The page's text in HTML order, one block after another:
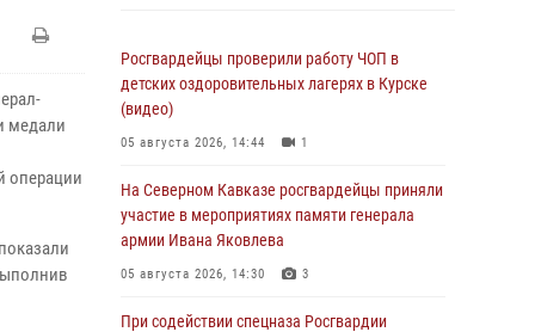
медали
операции
Росгвардейцы проверили работу ЧОП в
детских оздоровительных лагерях в Курске
(видео)
05 августа 2026, 14:44 1
На Северном Кавказе росгвардейцы приняли
участие в мероприятиях памяти генерала
армии Ивана Яковлева
05 августа 2026, 14:30 3
При содействии спецназа Росгвардии